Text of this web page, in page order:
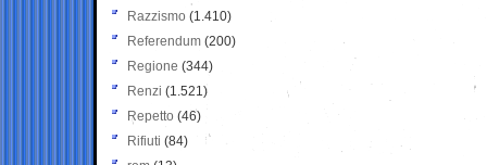
Razzismo (1.410)
Referendum (200)
Regione (344)
Renzi (1.521)
Repetto (46)
Rifiuti (84)